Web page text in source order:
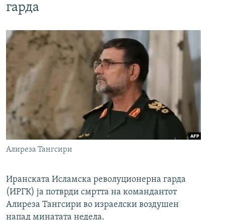
гарда
Алиреза Тангсири
Иранската Исламска револуционерна гарда
(ИРГК) ја потврди смртта на командантот
Алиреза Тангсири во израелски воздушен
напад минатата недела.